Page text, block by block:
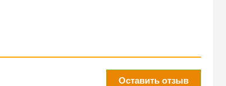
Оставить отзыв